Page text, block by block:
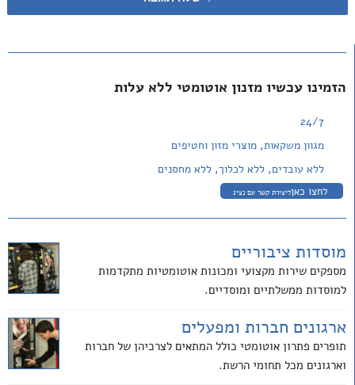
הזמינו עכשיו מזנון אוטומטי ללא עלות
24/7
מגוון משקאות, מוצרי מזון וחטיפים
ללא עובדים, ללא לכלוך, ללא מחסנים
לחצו כאןליצירת קשר עם נציג
מוסדות ציבוריים
מספקים שירות מקצועי ומכונות אוטומטיות מתקדמות
למוסדות ממשלתיים ומוסדיים.
ארגונים חברות ומפעלים
תופרים פתרון אוטומטי כולל המתאים לצרכיהן של חברות
וארגונים מכל תחומי הרשת.